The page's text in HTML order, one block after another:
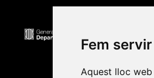
Fem
Aquest lloc